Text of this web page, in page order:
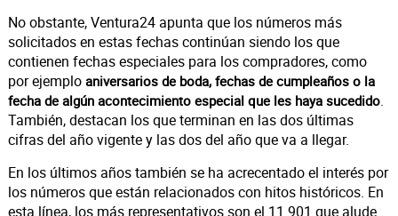
No obstante, Ventura24 apunta que los números más
solicitados en estas fechas continúan siendo los que
contienen fechas especiales para los compradores, como
por ejemploaniversarios de boda, fechas de cumpleaños o la
fecha de algún acontecimiento especial que les haya sucedido.
También, destacan los que terminan en las dos últimas
cifras del año vigente y las dos del año que va a llegar.
En los últimos años también se ha acrecentado el interés por
los números que están relacionados con hitos históricos. En
esta línea, los más representativos son el 11.901 que alude